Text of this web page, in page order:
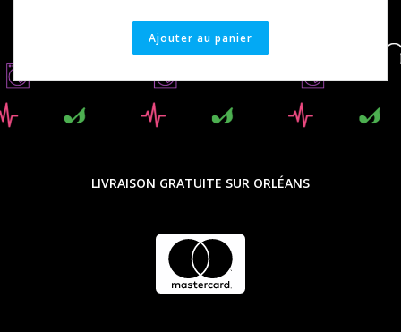
Ajouter au panier
LIVRAISON GRATUITE SUR ORLÉANS